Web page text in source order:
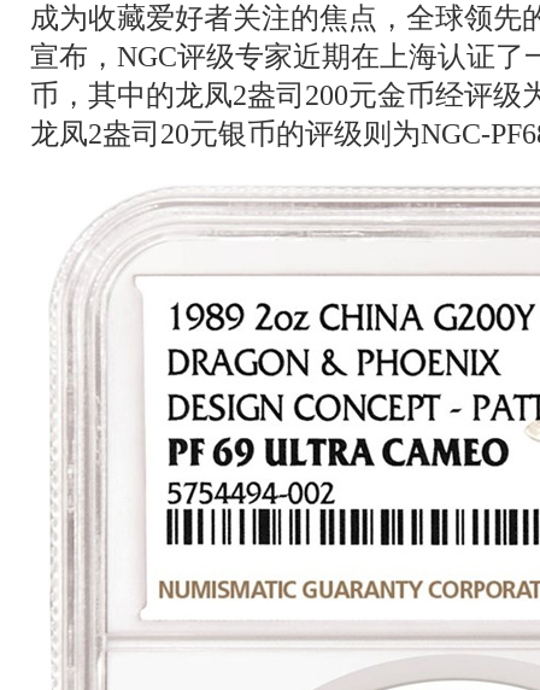
成为收藏爱好者关注的焦点，全球领先
宣布，NGC评级专家近期在上海认证了
币，其中的龙凤2盎司200元金币经评级
龙凤2盎司20元银币的评级则为NGC-